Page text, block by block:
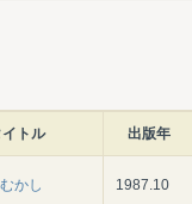
トル 出版年
かし 1987.10